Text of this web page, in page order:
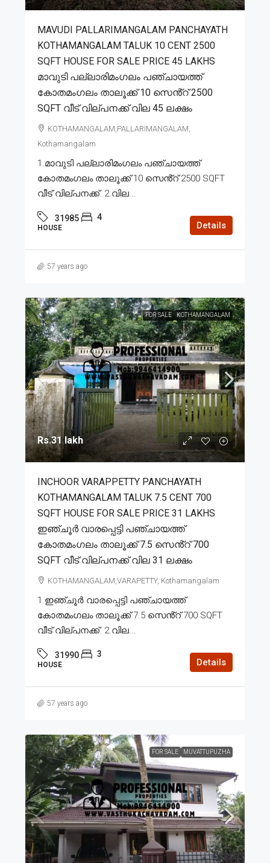
MAVUDI PALLARIMANGALAM PANCHAYATH
KOTHAMANGALAM TALUK 10 CENT 2500
SQFT HOUSE FOR SALE PRICE 45 LAKHS
മാവുടി പല്ലാരിമംഗലം പഞ്ചായത്ത്
കോതമംഗലം താലൂക്ക് 10 സെൻ്റ് 2500
SQFT വീട് വില്പനക്ക് വില 45 ലക്ഷം
KOTHAMANGALAM,PALLARIMANGALAM,
Kothamangalam
1.മാവുടി പല്ലാരിമംഗലം പഞ്ചായത്ത്
കോതമംഗലം താലൂക്ക് 10 സെൻ്റ് 2500 SQFT
വീട് വില്പനക്ക്. 2.വില...
31985 4
HOUSE Details
57 years ago
FOR SALE KOTHAMANGALAM
Rs.31 lakh
INCHOOR VARAPPETTY PANCHAYATH
KOTHAMANGALAM TALUK 7.5 CENT 700
SQFT HOUSE FOR SALE PRICE 31 LAKHS
ഇഞ്ചൂർ വാരപ്പെട്ടി പഞ്ചായത്ത്
കോതമംഗലം താലൂക്ക് 7.5 സെൻ്റ് 700
SQFT വീട് വില്പനക്ക് വില 31 ലക്ഷം
KOTHAMANGALAM,VARAPETTY, Kothamangalam
1.ഇഞ്ചൂർ വാരപ്പെട്ടി പഞ്ചായത്ത്
കോതമംഗലം താലൂക്ക് 7.5 സെൻ്റ് 700 SQFT
വീട് വില്പനക്ക്. 2.വില...
31990 3
HOUSE Details
57 years ago
FOR SALE MUVATTUPUZHA